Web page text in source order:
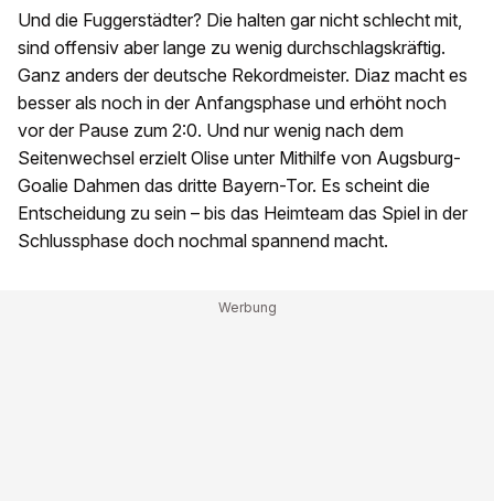
Und die Fuggerstädter? Die halten gar nicht schlecht mit,
sind offensiv aber lange zu wenig durchschlagskräftig.
Ganz anders der deutsche Rekordmeister. Diaz macht es
besser als noch in der Anfangsphase und erhöht noch
vor der Pause zum 2:0. Und nur wenig nach dem
Seitenwechsel erzielt Olise unter Mithilfe von Augsburg-
Goalie Dahmen das dritte Bayern-Tor. Es scheint die
Entscheidung zu sein – bis das Heimteam das Spiel in der
Schlussphase doch nochmal spannend macht.